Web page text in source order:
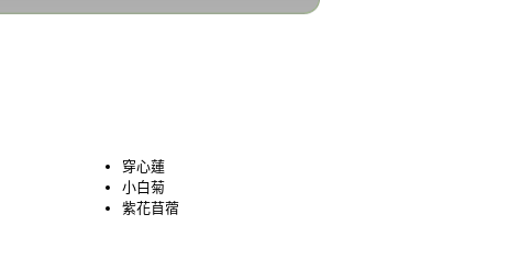
穿心蓮
小白菊
紫花苜蓿